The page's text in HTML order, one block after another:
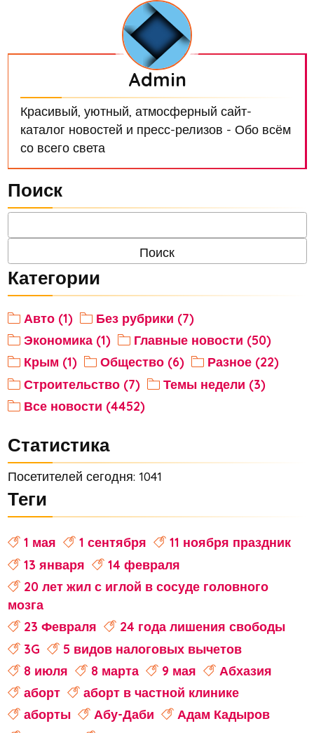
Admin
Красивый, уютный, атмосферный сайт-
каталог новостей и пресс-релизов - Обо всём
со всего света
Поиск
Категории
Авто (1)
Без рубрики (7)
Экономика (1)
Главные новости (50)
Крым (1)
Общество (6)
Разное (22)
Строительство (7)
Темы недели (3)
Все новости (4452)
Статистика
Посетителей сегодня: 1041
Теги
1 мая 1 сентября
11 ноября праздник
13 января
14 февраля
20 лет жил с иглой в сосуде головного
мозга
23 Февраля
24 года лишения свободы
3G
5 видов налоговых вычетов
8 июля
8 марта 9 мая
Абхазия
аборт
аборт в частной клинике
аборты
Абу-Даби
Адам Кадыров